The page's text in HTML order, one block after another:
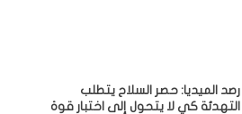
رصد الميديا: حصر السلاح يتطلب
التهدئة كي لا يتحول إلى اختبار قوة